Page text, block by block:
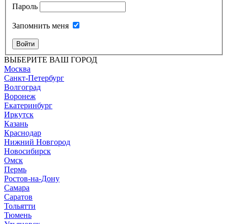
Пароль
Запомнить меня
Войти
ВЫБЕРИТЕ ВАШ ГОРОД
Москва
Санкт-Петербург
Волгоград
Воронеж
Екатеринбург
Иркутск
Казань
Краснодар
Нижний Новгород
Новосибирск
Омск
Пермь
Ростов-на-Дону
Самара
Саратов
Тольятти
Тюмень